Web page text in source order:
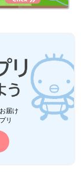
届け
リ